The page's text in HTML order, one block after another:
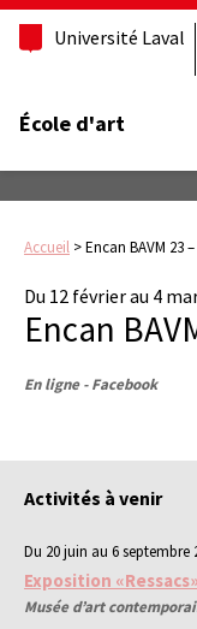
Université Laval
École d'art
Accueil >Encan BAVM 23
Du 12 février au 4
Encan
En ligne - Facebook
Activités à venir
Du 20 juin au 6 septembre
Exposition
Musée d’art